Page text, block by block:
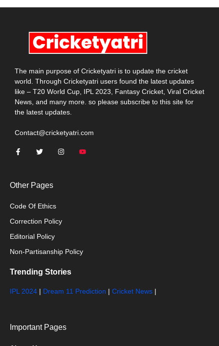
The main purpose of Cricketyatri is to update the cricket
world. Through Cricketyatri users found the latest updates
like – T20 World Cup, IPL 2023, Fantasy Cricket, Viral Cricket
News, and many more. so please subscribe to this site for
the latest updates.
Contact@cricketyatri.com
Other Pages
Code Of Ethics
Correction Policy
Editorial Policy
Non-Partisanship Policy
Trending Stories
IPL 2024 | Dream 11 Prediction | Cricket News |
Important Pages